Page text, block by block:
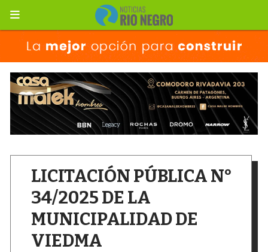
LICITACIÓN PÚBLICA N°
34/2025 DE LA
MUNICIPALIDAD DE
VIEDMA